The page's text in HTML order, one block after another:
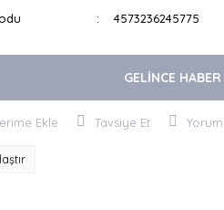
4573236245775
GELİNCE HABER
Tavsiye Et